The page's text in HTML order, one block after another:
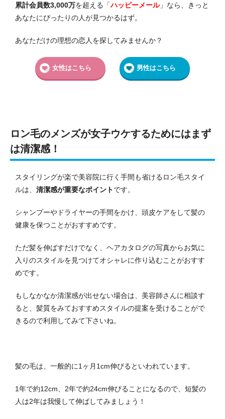
累計会員数3,000万を超える「ハッピーメール」なら、きっと
あなたにぴったりの人が見つかるはず。
あなただけの理想の恋人を探してみませんか？
女性はこちら 男性はこちら
ロン毛のメンズが女子ウケするためにはまず
は清潔感！
スタイリングが楽で美容院に行く手間も省けるロン毛スタイ
ルは、 清潔感が重要なポイントです。
シャンプーやドライヤーの手間をかけ、頭皮ケアをして髪の
健康を保つことがおすすめです。
ただ髪を伸ばすだけでなく、ヘアカタログの写真からお気に
入りのスタイルを見つけてオシャレに作り込むことがおすす
めです。
もしなかなか清潔感が出せない場合は、美容師さんに相談す
ると、髪質をみておすすめスタイルの提案を受けることがで
きるので利用してみて下さいね。
髪の毛は、一般的に1ヶ月1cm伸びるといわれています。
1年で約12cm、2年で約24cm伸びることになるので、短髪の
人は2年は我慢して伸ばしてみましょう！